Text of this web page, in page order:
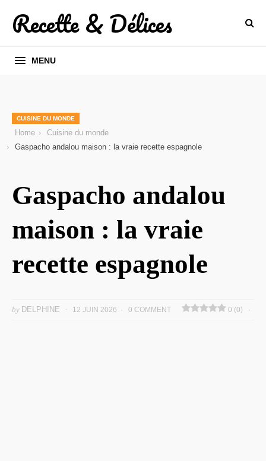
Recette & Délices
MENU
CUISINE DU MONDE
Home
Cuisine du monde
Gaspacho andalou maison : la vraie recette espagnole
Gaspacho andalou
maison : la vraie
recette espagnole
by DELPHINE 12 JUIN 2026 0 COMMENT 0 (0)